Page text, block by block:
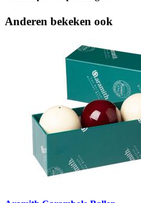
Anderen bekeken ook